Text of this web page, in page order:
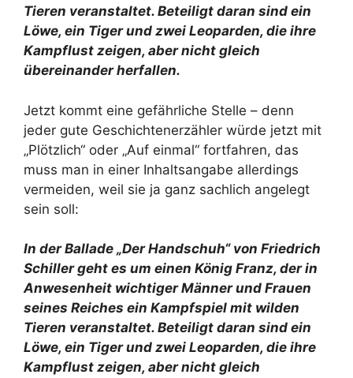
Tieren veranstaltet. Beteiligt daran sind ein
Löwe, ein Tiger und zwei Leoparden, die ihre
Kampflust zeigen, aber nicht gleich
übereinander herfallen.
Jetzt kommt eine gefährliche Stelle – denn
jeder gute Geschichtenerzähler würde jetzt mit
„Plötzlich“ oder „Auf einmal“ fortfahren, das
muss man in einer Inhaltsangabe allerdings
vermeiden, weil sie ja ganz sachlich angelegt
sein soll:
In der Ballade „Der Handschuh“ von Friedrich
Schiller geht es um einen König Franz, der in
Anwesenheit wichtiger Männer und Frauen
seines Reiches ein Kampfspiel mit wilden
Tieren veranstaltet. Beteiligt daran sind ein
Löwe, ein Tiger und zwei Leoparden, die ihre
Kampflust zeigen, aber nicht gleich